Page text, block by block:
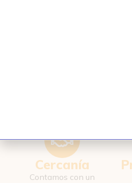
Cercanía
Contamos con un